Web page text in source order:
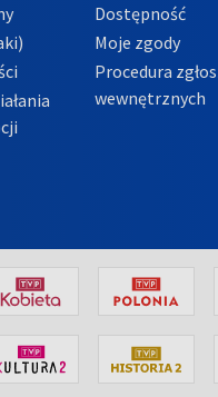
Dostępność
Moje zgody
Procedura
wewnętrznych